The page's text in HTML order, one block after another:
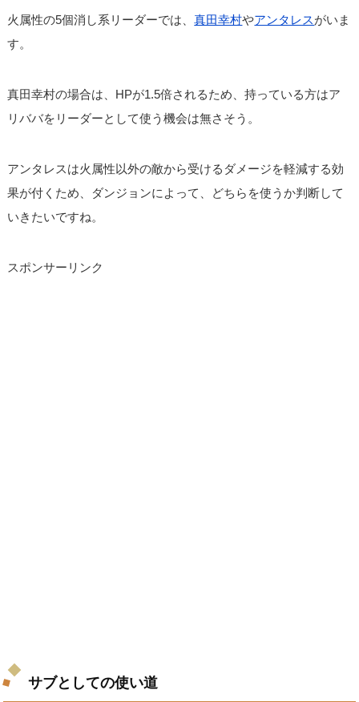
火属性の5個消し系リーダーでは、真田幸村やアンタレスがいま
す。
真田幸村の場合は、HPが1.5倍されるため、持っている方はア
リババをリーダーとして使う機会は無さそう。
アンタレスは火属性以外の敵から受けるダメージを軽減する効
果が付くため、ダンジョンによって、どちらを使うか判断して
いきたいですね。
スポンサーリンク
サブとしての使い道